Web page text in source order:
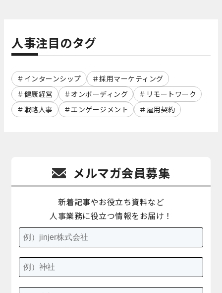
人事注目のタグ
インターンシップ
採用マーケティング
健康経営
オンボーディング
リモートワーク
戦略人事
エンゲージメント 雇用契約
メルマガ会員募集
新着記事やお役立ち資料など
人事業務に役立つ情報をお届け！